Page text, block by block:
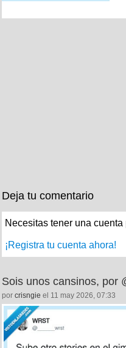
Deja tu comentario
Necesitas tener una
¡Registra tu cuenta ahora!
Sois unos cansinos, por
por crisngie el 11 may 2026, 07:33